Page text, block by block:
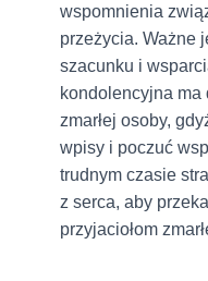
wspomnienia
przeżycia. Ważne
szacunku i
kondolencyjna
zmarłej osoby,
wpisy i poczuć
trudnym czasie
z serca, aby
przyjaciołom